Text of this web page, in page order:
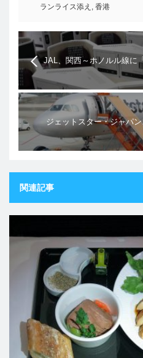
ランライス添え , 香港
JAL、関西～ホノルル線に
搭載した機
ジェットスター・ジャパ
ル
関連記事